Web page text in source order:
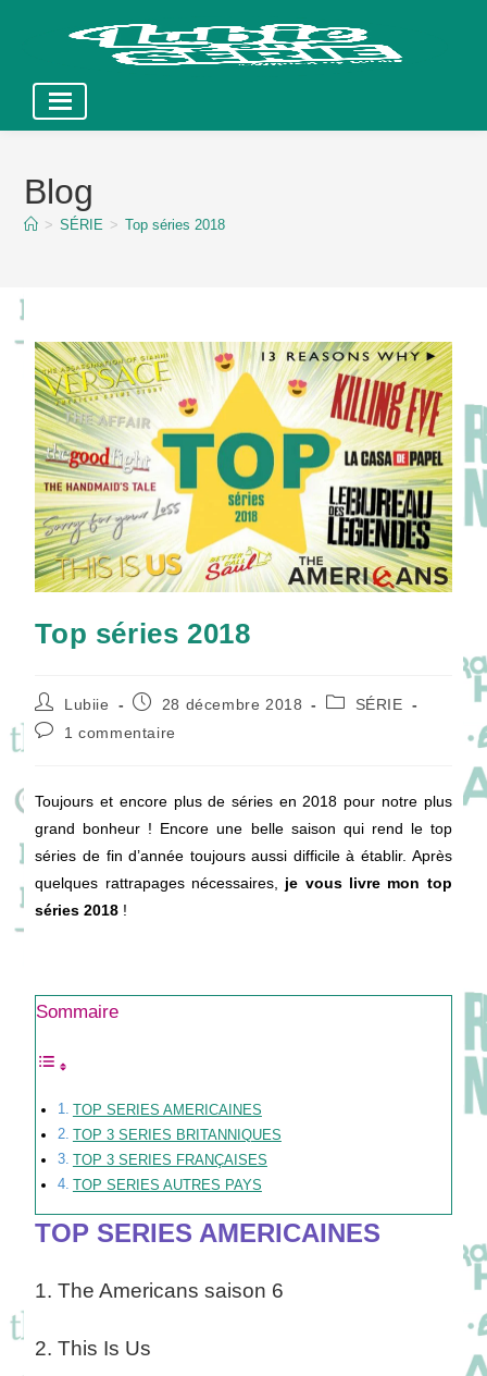
contentBlog
> SÉRIE > Top séries 2018
Top séries 2018
Auteur/autrice
de
la
Lubiie
Publication
28 décembre 2018
PostSÉRIE
Commentaires
1 commentaire
Toujours et encore plus de séries en 2018 pour notre plus
grand bonheur ! Encore une belle saison qui rend le top
séries de fin d’année toujours aussi difficile à établir. Après
quelques rattrapages nécessaires,
je vous livre mon top
séries 2018 !
Sommaire
TOP SERIES AMERICAINES
TOP 3 SERIES BRITANNIQUES
TOP 3 SERIES FRANÇAISES
TOP SERIES AUTRES PAYS
TOP SERIES AMERICAINES
1. The Americans saison 6
2. This Is Us